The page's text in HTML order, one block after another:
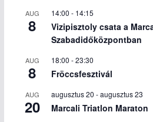
AUG
8
14:00 - 14:15
Vizipisztoly csata a
Szabadidőközpontban
AUG
8
18:00 -23:30
Fröccsfesztivál
AUG
20
augusztus 20 -augusztus 23
Marcali Triatlon Maraton